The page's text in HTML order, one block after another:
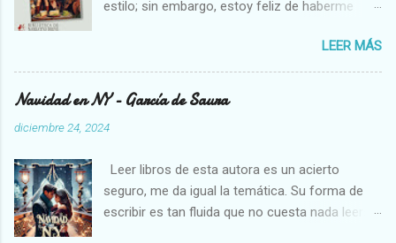
estilo; sin embargo, estoy feliz de haberme
en los libros que solemos leer, son un soplo de
aire fresco. Estoy pasando por una etapa algo
complicada en mi vida, creo que los que me
conocen un poco están al tanto, así que me ha
venido muy bien un libro como éste; me he
actividades de la gente que vivía en esos
pueblos y me he relajado con las descripciones
que ha hecho el autor, quien escribe de forma
LEER MÁS
Navidad en NY - García de Saura
diciembre 24, 2024
Leer libros de esta autora es un acierto
seguro, me da igual la temática. Su forma de
escribir es tan fluida que no cuesta nada leerse